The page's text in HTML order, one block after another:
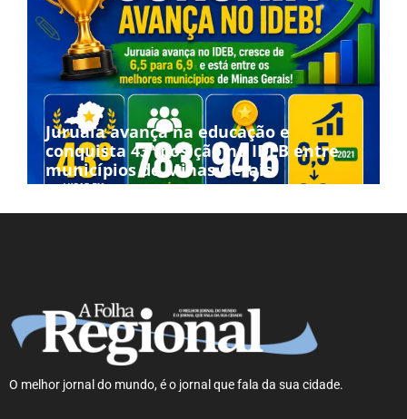
Juruaia avança na educação e
conquista 43ª posição no IDEB entre
municípios de Minas Gerais
O melhor jornal do mundo, é o jornal que fala da sua cidade.